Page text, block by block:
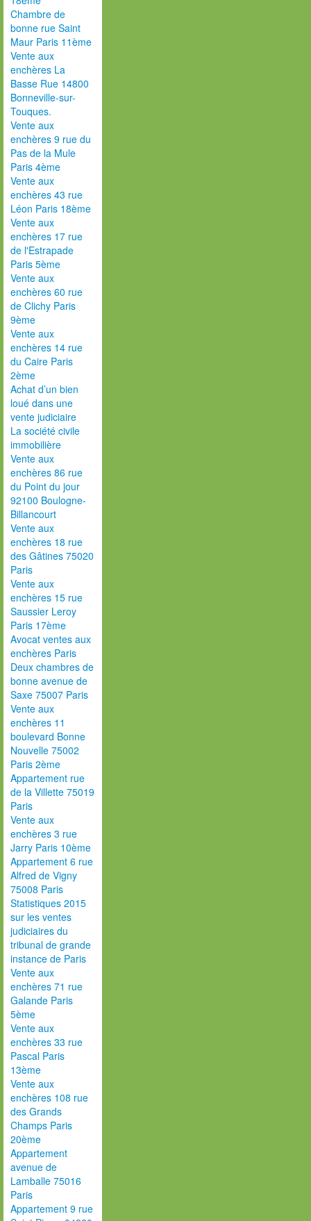
Chambre de
bonne rue Saint
Maur Paris 11ème
Vente aux
enchères La
Basse Rue 14800
Bonneville-sur-
Touques.
Vente aux
enchères 9 rue du
Pas de la Mule
Paris 4ème
Vente aux
enchères 43 rue
Léon Paris 18ème
Vente aux
enchères 17 rue
de l'Estrapade
Paris 5ème
Vente aux
enchères 60 rue
de Clichy Paris
9ème
Vente aux
enchères 14 rue
du Caire Paris
2ème
Achat d’un bien
loué dans une
vente judiciaire
La société civile
immobilière
Vente aux
enchères 86 rue
du Point du jour
92100 Boulogne-
Billancourt
Vente aux
enchères 18 rue
des Gâtines 75020
Paris
Vente aux
enchères 15 rue
Saussier Leroy
Paris 17ème
Avocat ventes aux
enchères Paris
Deux chambres de
bonne avenue de
Saxe 75007 Paris
Vente aux
enchères 11
boulevard Bonne
Nouvelle 75002
Paris 2ème
Appartement rue
de la Villette 75019
Paris
Vente aux
enchères 3 rue
Jarry Paris 10ème
Appartement 6 rue
Alfred de Vigny
75008 Paris
Statistiques 2015
sur les ventes
judiciaires du
tribunal de grande
instance de Paris
Vente aux
enchères 71 rue
Galande Paris
5ème
Vente aux
enchères 33 rue
Pascal Paris
13ème
Vente aux
enchères 108 rue
des Grands
Champs Paris
20ème
Appartement
avenue de
Lamballe 75016
Paris
Appartement 9 rue